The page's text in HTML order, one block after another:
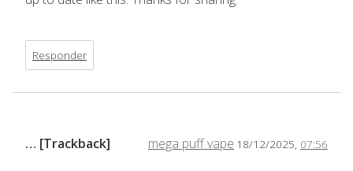
Responder
mega puff vape 18/12/2025, 07:56
… [Trackback]